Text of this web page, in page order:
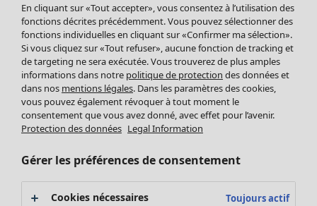
Leggings et collants
Accessoires
Chaussures
Vêtements de bain
Basics
Soldes Mobilier
Bonnes affaires déco
Décoration
Textiles
Tapis
Éponge
En cliquant sur «Tout accepter», vous consentez à l’utilisation des
fonctions décrites précédemment. Vous pouvez sélectionner des
fonctions individuelles en cliquant sur «Confirmer ma sélection».
Si vous cliquez sur «Tout refuser», aucune fonction de tracking et
de targeting ne sera exécutée. Vous trouverez de plus amples
informations dans notre politique de protection des données et
dans nos mentions légales. Dans les paramètres des cookies,
vous pouvez également révoquer à tout moment le
consentement que vous avez donné, avec effet pour l’avenir.
Protection des données Legal Information
Gérer les préférences de consentement
Cookies nécessaires Toujours actif